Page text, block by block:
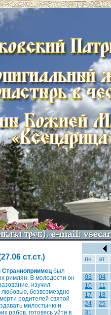
ст.ст.)
был
римлян. В молодости он
изучил
любовью, безвозмездно
родителей святой
милостыню и
рабов, готовясь уйти в
пн
вт
03
04
10
11
17
18
24
25
31